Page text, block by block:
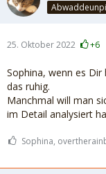
25. Oktober 2022 +6
Sophina, wenn es
das ruhig.
Manchmal will man
im Detail analysiert
Sophina,